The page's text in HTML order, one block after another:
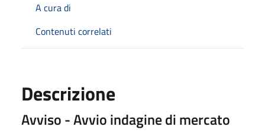
A cura di
Contenuti correlati
Descrizione
Avviso - Avvio indagine di mercato